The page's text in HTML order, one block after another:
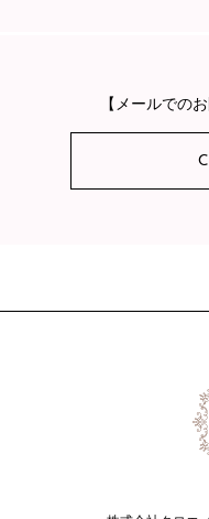
【メールでの